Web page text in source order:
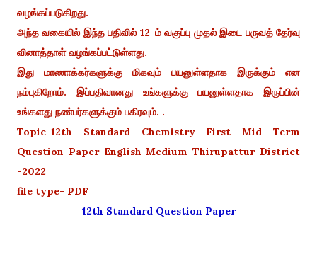
வழங்கப்படுகிறது.
அந்த வகையில் இந்த பதிவில் 12-ம் வகுப்பு முதல் இடை பருவத் தேர்வு
வினாத்தாள் வழங்கப்பட்டுள்ளது.
இது மாணாக்கர்களுக்கு மிகவும் பயனுள்ளதாக இருக்கும் என
நம்புகிறோம். இப்பதிவானது உங்களுக்கு பயனுள்ளதாக இருப்பின்
உங்களது நண்பர்களுக்கும் பகிரவும். .
Topic-12th Standard Chemistry First Mid Term
Question Paper English Medium Thirupattur District
-2022
file type- PDF
12th Standard Question Paper